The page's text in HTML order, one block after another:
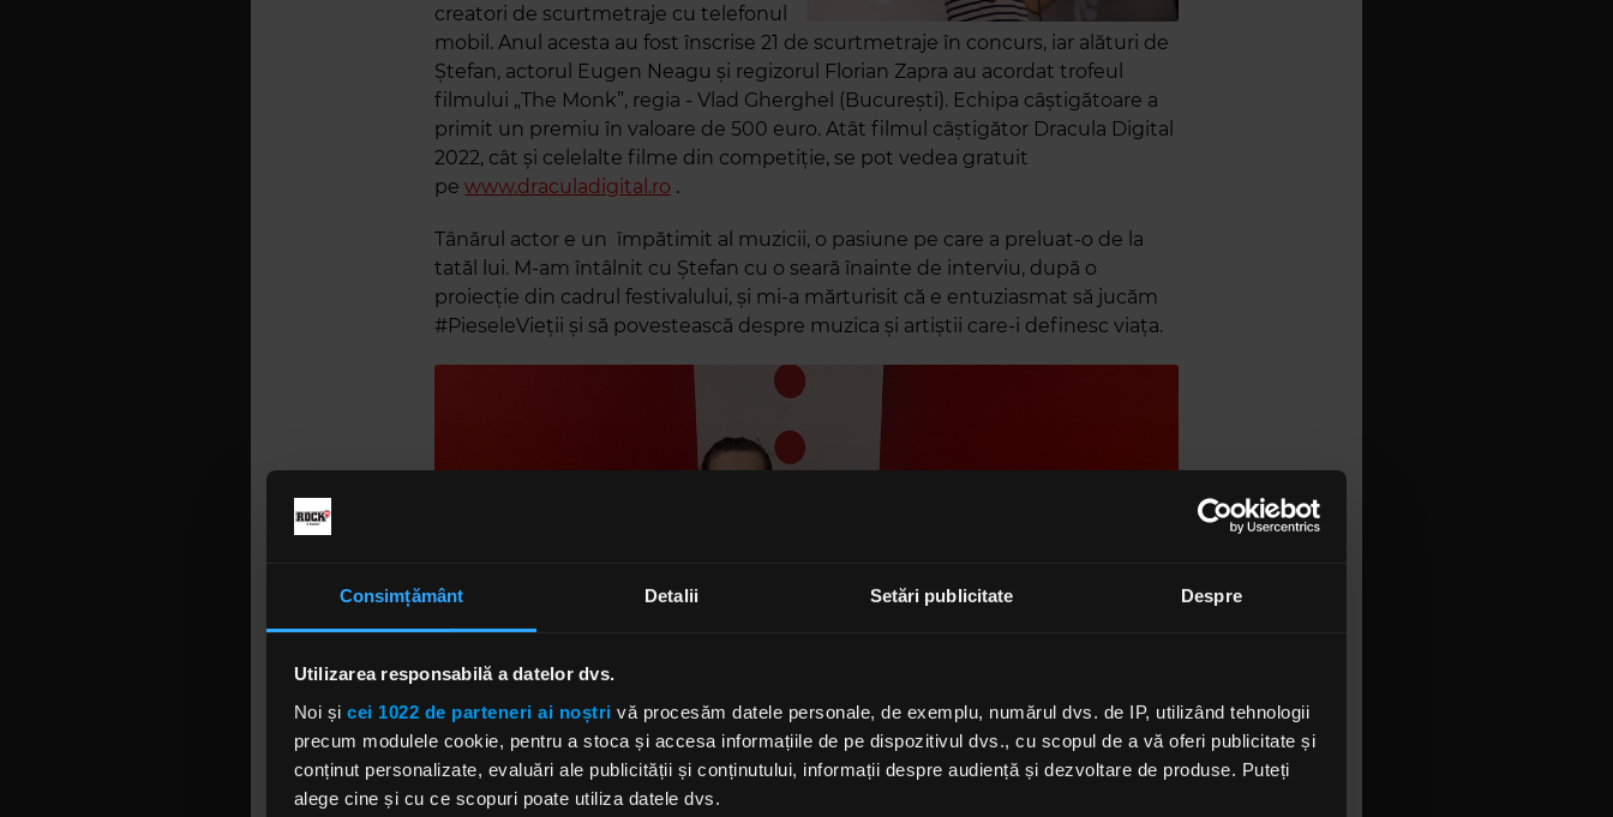
Consimțământ Detalii Setări publicitate Despre
Utilizarea responsabilă a datelor dvs.
Noi și cei 1022 de parteneri ai noștri vă procesăm datele personale, de exemplu, numărul dvs. de IP, utilizând tehnologii
precum modulele cookie, pentru a stoca și accesa informațiile de pe dispozitivul dvs., cu scopul de a vă oferi publicitate și
conținut personalizate, evaluări ale publicității și conținutului, informații despre audiență și dezvoltare de produse. Puteți
alege cine și cu ce scopuri poate utiliza datele dvs.
creatori de scurtmetraje cu telefonul
mobil. Anul acesta au fost înscrise 21 de scurtmetraje în concurs, iar alături de
Ștefan, actorul Eugen Neagu și regizorul Florian Zapra au acordat trofeul
filmului „The Monk”, regia - Vlad Gherghel (București). Echipa câștigătoare a
primit un premiu în valoare de 500 euro. Atât filmul câștigător Dracula Digital
2022, cât și celelalte filme din competiție, se pot vedea gratuit
pe www.draculadigital.ro .
Tânărul actor e un împătimit al muzicii, o pasiune pe care a preluat-o de la
tatăl lui. M-am întâlnit cu Ștefan cu o seară înainte de interviu, după o
proiecție din cadrul festivalului, și mi-a mărturisit că e entuziasmat să jucăm
#PieseleVieții și să povestească despre muzica și artiștii care-i definesc viața.